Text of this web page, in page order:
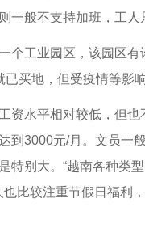
一般不支持加班，工人
工业园区，该园区有
买地，但受疫情等影
水平相对较低，但也
到3000元/月。文员一
特别大。“越南各种类
比较注重节假日福利